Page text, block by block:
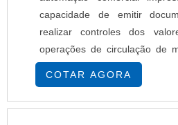
capacidade de emitir
realizar controles dos
operações de circulação de
prestações de serviços.
Também pode ser
equipamento que substitui a
COTAR AGORA